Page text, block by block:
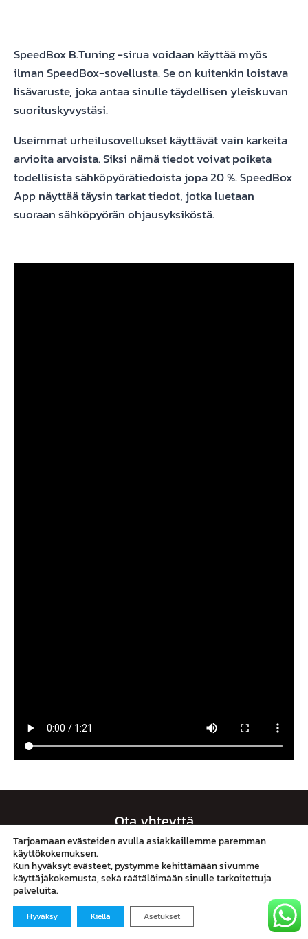
SpeedBox B.Tuning -sirua voidaan käyttää myös
ilman SpeedBox-sovellusta. Se on kuitenkin loistava
lisävaruste, joka antaa sinulle täydellisen yleiskuvan
suorituskyvystäsi.
Useimmat urheilusovellukset käyttävät vain karkeita
arvioita arvoista. Siksi nämä tiedot voivat poiketa
todellisista sähköpyörätiedoista jopa 20 %. SpeedBox
App näyttää täysin tarkat tiedot, jotka luetaan
suoraan sähköpyörän ohjausyksiköstä.
Ota yhteyttä
Myynti
044 249 1180
Tarjoamaan evästeiden avulla asiakkaillemme paremman
käyttökokemuksen.
Kun hyväksyt evästeet, pystymme kehittämään sivumme
käyttäjäkokemusta, sekä räätälöimään sinulle tarkoitettuja
palveluita.
Hyväksy Kiellä Asetukset